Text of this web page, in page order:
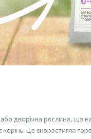
дворічна рослина, що
Це скоростигла